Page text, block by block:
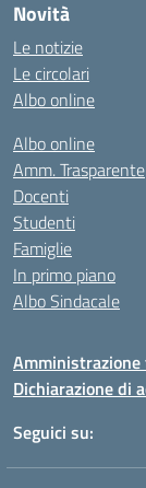
Novità
Le notizie
Le circolari
Albo online
Albo online
Amm. Trasparente
Docenti
Studenti
Famiglie
In primo piano
Albo Sindacale
Dichiarazione di
Seguici su: